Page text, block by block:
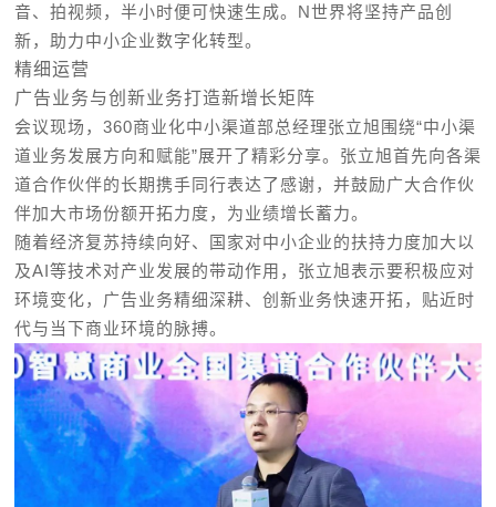
音、拍视频，半小时便可快速生成。N世界将坚持产品创
新，助力中小企业数字化转型。
精细运营
广告业务与创新业务打造新增长矩阵
会议现场，360商业化中小渠道部总经理张立旭围绕“中小渠
道业务发展方向和赋能”展开了精彩分享。张立旭首先向各渠
道合作伙伴的长期携手同行表达了感谢，并鼓励广大合作伙
伴加大市场份额开拓力度，为业绩增长蓄力。
随着经济复苏持续向好、国家对中小企业的扶持力度加大以
及AI等技术对产业发展的带动作用，张立旭表示要积极应对
环境变化，广告业务精细深耕、创新业务快速开拓，贴近时
代与当下商业环境的脉搏。